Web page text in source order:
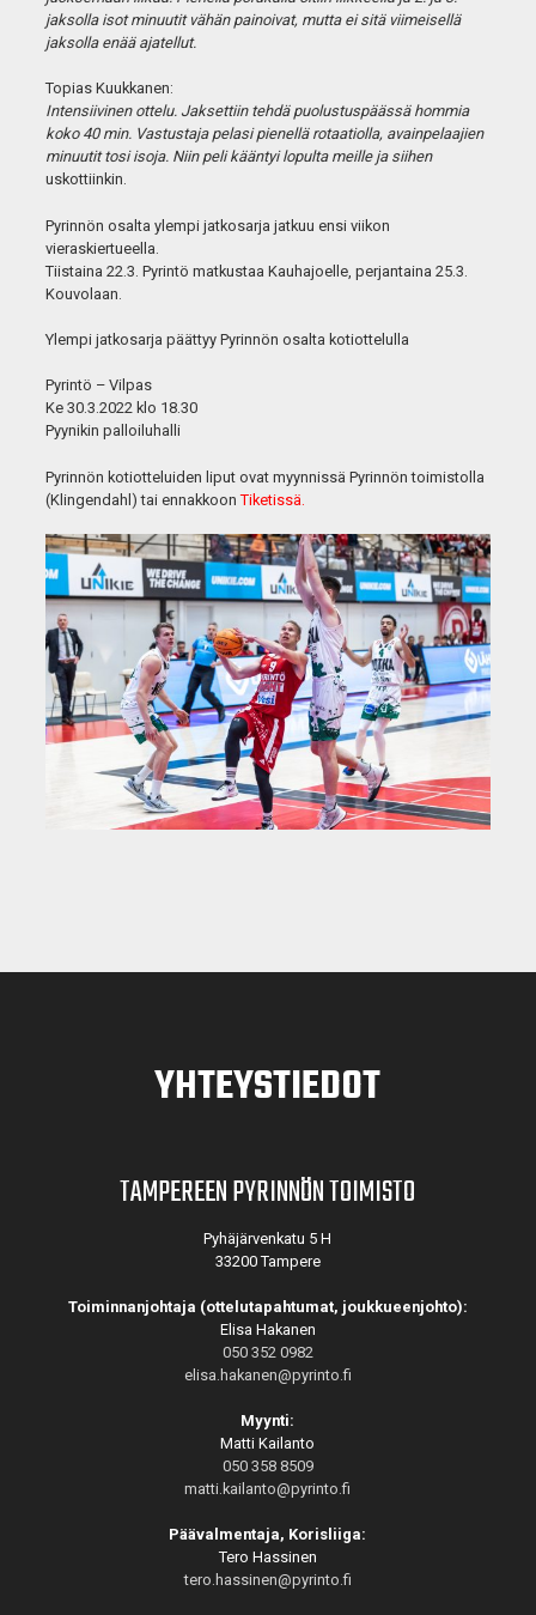
jaksolla isot minuutit vähän painoivat, mutta ei sitä viimeisellä
jaksolla enää ajatellut.
Topias Kuukkanen:
Intensiivinen ottelu. Jaksettiin tehdä puolustuspäässä hommia
koko 40 min. Vastustaja pelasi pienellä rotaatiolla, avainpelaajien
minuutit tosi isoja. Niin peli kääntyi lopulta meille ja siihen
uskottiinkin.
Pyrinnön osalta ylempi jatkosarja jatkuu ensi viikon
vieraskiertueella.
Tiistaina 22.3. Pyrintö matkustaa Kauhajoelle, perjantaina 25.3.
Kouvolaan.
Ylempi jatkosarja päättyy Pyrinnön osalta kotiottelulla
Pyrintö – Vilpas
Ke 30.3.2022 klo 18.30
Pyynikin palloiluhalli
Pyrinnön kotiotteluiden liput ovat myynnissä Pyrinnön toimistolla
(Klingendahl) tai ennakkoonTiketissä.
YHTEYSTIEDOT
TAMPEREEN PYRINNÖN TOIMISTO
Pyhäjärvenkatu 5 H
33200 Tampere
Toiminnanjohtaja (ottelutapahtumat, joukkueenjohto):
Elisa Hakanen
050 352 0982
elisa.hakanen@pyrinto.fi
Myynti:
Matti Kailanto
050 358 8509
matti.kailanto@pyrinto.fi
Päävalmentaja, Korisliiga:
Tero Hassinen
tero.hassinen@pyrinto.fi